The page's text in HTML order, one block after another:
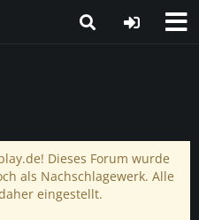
Dieses Forum wurde
als Nachschlagewerk. Alle
eingestellt.